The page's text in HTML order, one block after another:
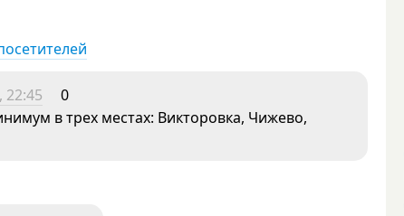
22:45
0
в трех местах: Викторовка, Чижево,